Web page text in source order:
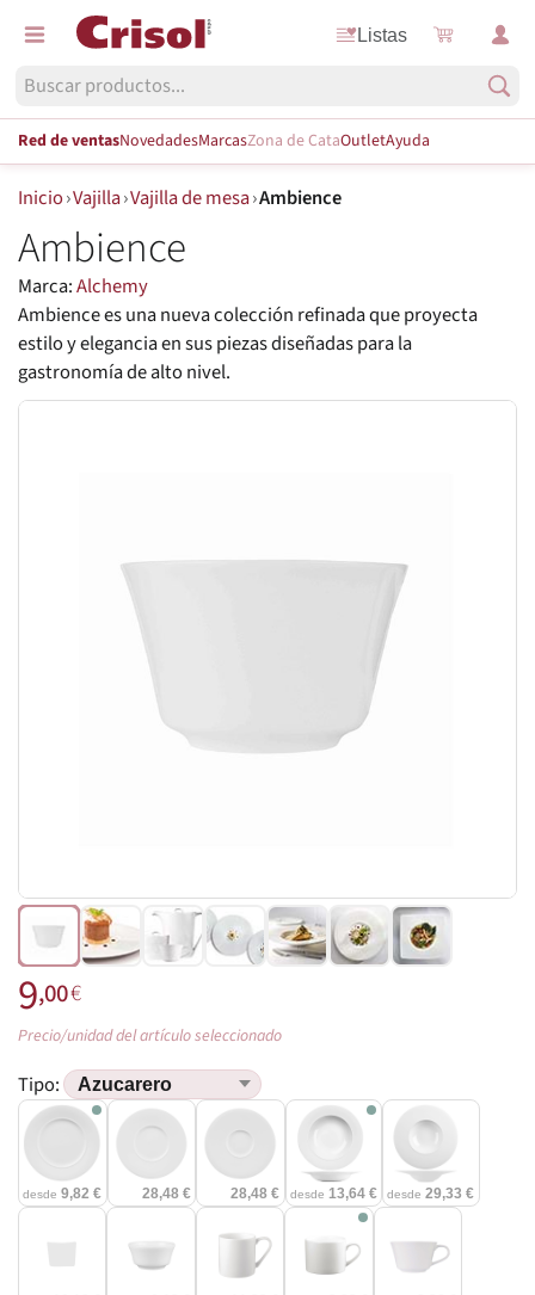
Listas
Red de ventasNovedadesMarcasZona de CataOutletAyuda
Inicio›Vajilla›Vajilla de mesa›Ambience
Ambience
Marca:Alchemy
Ambience es una nueva colección refinada que proyecta
estilo y elegancia en sus piezas diseñadas para la
gastronomía de alto nivel.
9,00€
Precio/unidad del artículo seleccionado
Tipo:
desde9,82 € 28,48 € 28,48 € desde 13,64 € desde29,33 €